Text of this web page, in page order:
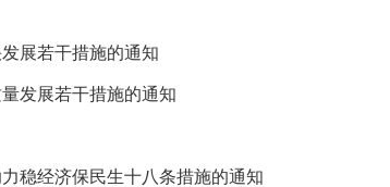
展若干措施的通知
发展若干措施的通知
稳经济保民生十八条措施的通知